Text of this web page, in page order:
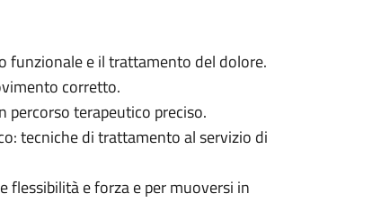
funzionale e il trattamento del dolore.
corretto.
percorso terapeutico preciso.
tecniche di trattamento al servizio di
flessibilità e forza e per muoversi in